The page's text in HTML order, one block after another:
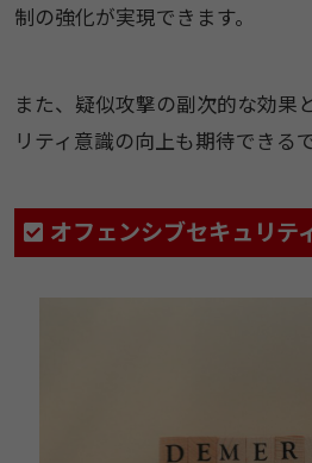
制の強化が実現できます。
また、疑似攻撃の副次的な効果
リティ意識の向上も期待できる
オフェンシブセキュリテ